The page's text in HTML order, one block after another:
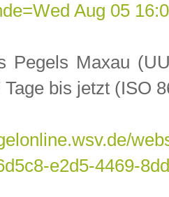
Aug 05
Pegels Maxau
bis jetzt (ISO
e2d5-4469-